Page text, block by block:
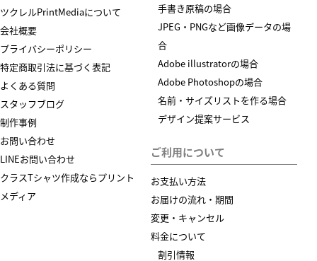
ツクレルPrintMediaについて
会社概要
プライバシーポリシー
特定商取引法に基づく表記
よくある質問
スタッフブログ
制作事例
お問い合わせ
LINEお問い合わせ
クラスTシャツ作成ならプリント
メディア
手書き原稿の場合
JPEG・PNGなど画像データの場
合
Adobe illustratorの場合
Adobe Photoshopの場合
名前・サイズリストを作る場合
デザイン提案サービス
ご利用について
お支払い方法
お届けの流れ・期間
変更・キャンセル
料金について
割引情報